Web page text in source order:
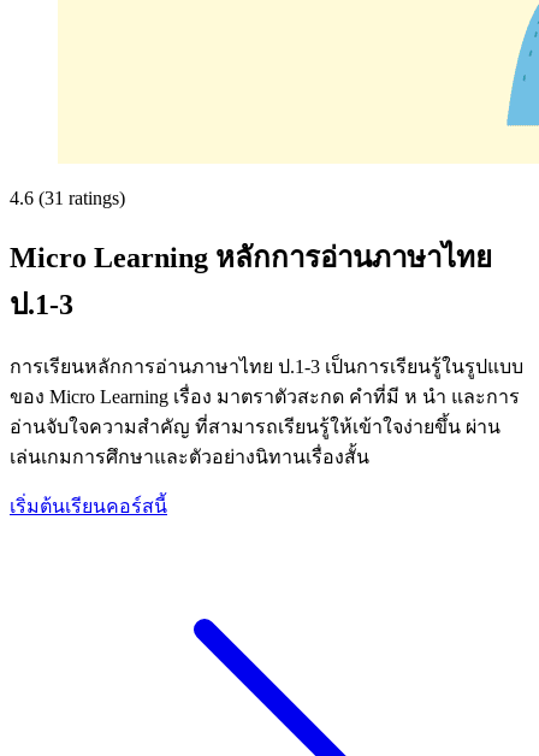
4.6 (31 ratings)
Micro Learning หลักการอ่านภาษาไทย
ป.1-3
การเรียนหลักการอ่านภาษาไทย ป.1-3 เป็นการเรียนรู้ในรูปแบบ
ของ Micro Learning เรื่อง มาตราตัวสะกด คำที่มี ห นำ และการ
อ่านจับใจความสำคัญ ที่สามารถเรียนรู้ให้เข้าใจง่ายขึ้น ผ่าน
เล่นเกมการศึกษาและตัวอย่างนิทานเรื่องสั้น
เริ่มต้นเรียนคอร์สนี้